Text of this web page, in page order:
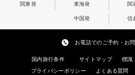
関東発 東海発 関
中国発 信
お電話でのご予約・お
国内旅行条件 サイトマップ 標識
プライバシーポリシー
よくある質問